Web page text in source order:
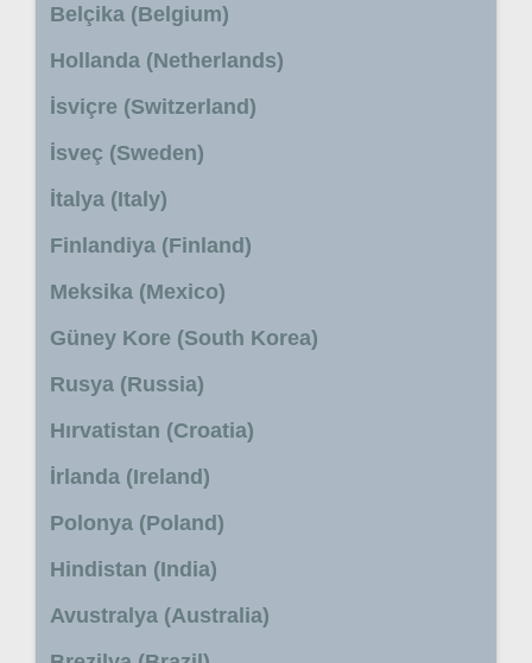
Belçika (Belgium)
Hollanda (Netherlands)
İsviçre (Switzerland)
İsveç (Sweden)
İtalya (Italy)
Finlandiya (Finland)
Meksika (Mexico)
Güney Kore (South Korea)
Rusya (Russia)
Hırvatistan (Croatia)
İrlanda (Ireland)
Polonya (Poland)
Hindistan (India)
Avustralya (Australia)